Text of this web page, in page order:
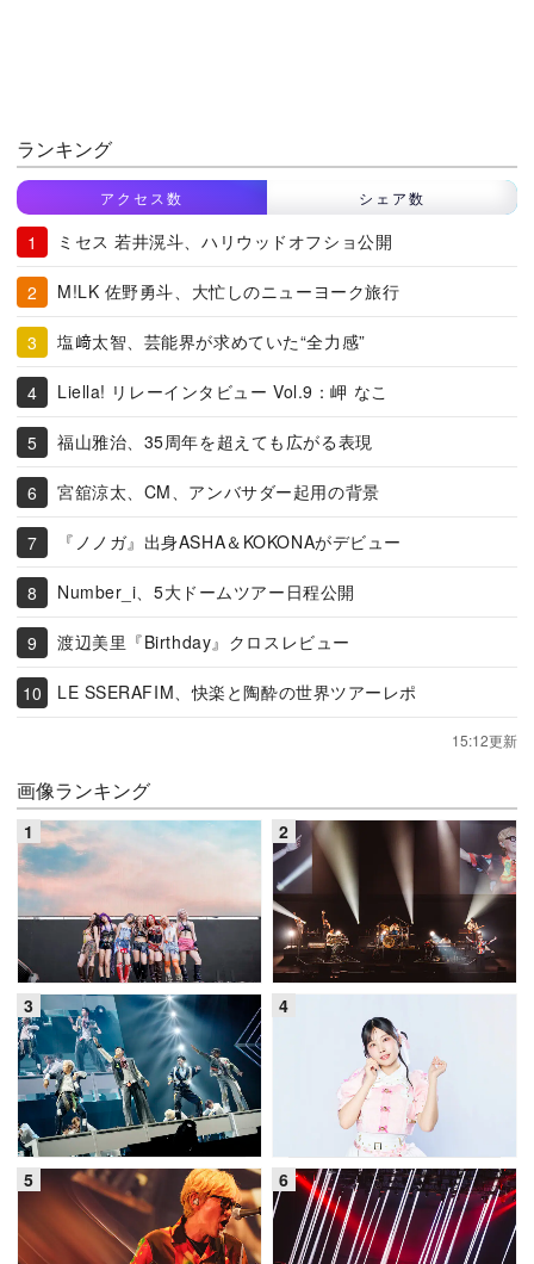
ランキング
アクセス数 シェア数
ミセス 若井滉斗、ハリウッドオフショ公開
M!LK 佐野勇斗、大忙しのニューヨーク旅行
塩﨑太智、芸能界が求めていた“全力感”
Liella! リレーインタビュー Vol.9：岬 なこ
福山雅治、35周年を超えても広がる表現
宮舘涼太、CM、アンバサダー起用の背景
『ノノガ』出身ASHA＆KOKONAがデビュー
Number_i、5大ドームツアー日程公開
渡辺美里『Birthday』クロスレビュー
LE SSERAFIM、快楽と陶酔の世界ツアーレポ
15:12更新
画像ランキング